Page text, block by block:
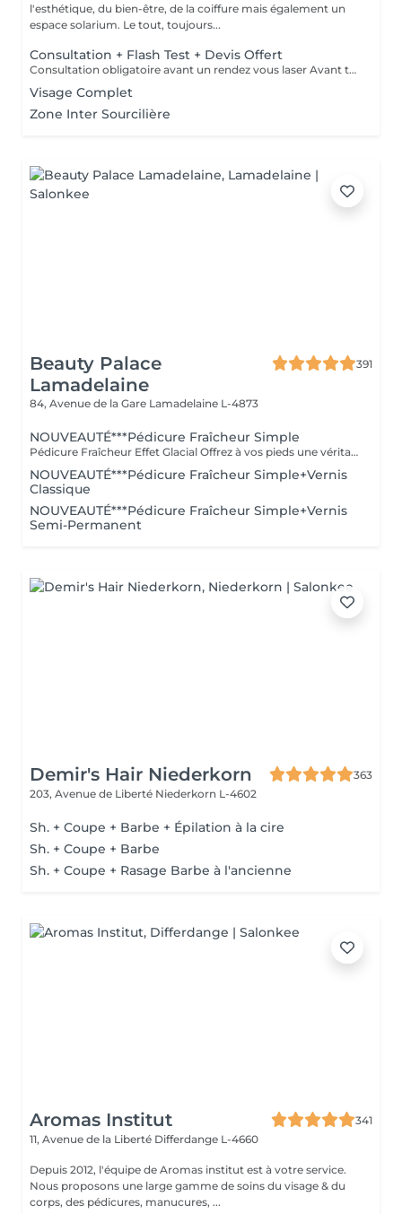
l'esthétique, du bien-être, de la coiffure mais également un
espace solarium. Le tout, toujours...
Consultation + Flash Test + Devis Offert
Consultation obligatoire avant un rendez vous laser Avant tout traitement, nous vous proposons gratuitement un rendez-vous d'information afin de vous apporter toutes les explications utiles et évaluer vos besoins spécifiques. Un flash test est effectué et un devis personnalisé vous est proposé.
Visage Complet
Zone Inter Sourcilière
Beauty Palace
Lamadelaine
391
84, Avenue de la Gare Lamadelaine L-4873
NOUVEAUTÉ***Pédicure Fraîcheur Simple
Pédicure Fraîcheur Effet Glacial Offrez à vos pieds une véritable vague de fraîcheur intense. Cette prestation comprend le soin des ongles et des cuticules, le travail des zones rugueuses, suivi d'un gommage au sel et à l'amande douce, d'un bain effervescent relaxant et rafraîchissant, puis d'un soin à l'effet glacial appliqué jusqu'aux mollets. Des pieds doux, parfaitement soignés et une sensation de fraîcheur intense, idéale pour l'été.
NOUVEAUTÉ***Pédicure Fraîcheur Simple+Vernis
Classique
NOUVEAUTÉ***Pédicure Fraîcheur Simple+Vernis
Semi-Permanent
Demir's Hair Niederkorn
363
203, Avenue de Liberté Niederkorn L-4602
Sh. + Coupe + Barbe + Épilation à la cire
Sh. + Coupe + Barbe
Sh. + Coupe + Rasage Barbe à l'ancienne
Aromas Institut
341
11, Avenue de la Liberté Differdange L-4660
Depuis 2012, l'équipe de Aromas institut est à votre service.
Nous proposons une large gamme de soins du visage & du
corps, des pédicures, manucures, ...